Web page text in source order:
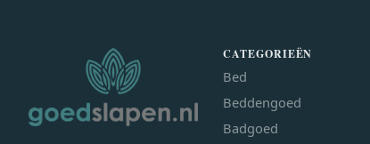
CATEGORIEËN
Bed
Beddengoed
Badgoed